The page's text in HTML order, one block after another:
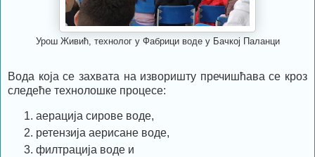
Урош Живић, технолог у Фабрици воде у Бачкој Паланци
Вода која се захвата на изворишту пречишћава се кроз
следеће технолошке процесе:
аерација сирове воде,
ретензија аерисане воде,
филтрација воде и